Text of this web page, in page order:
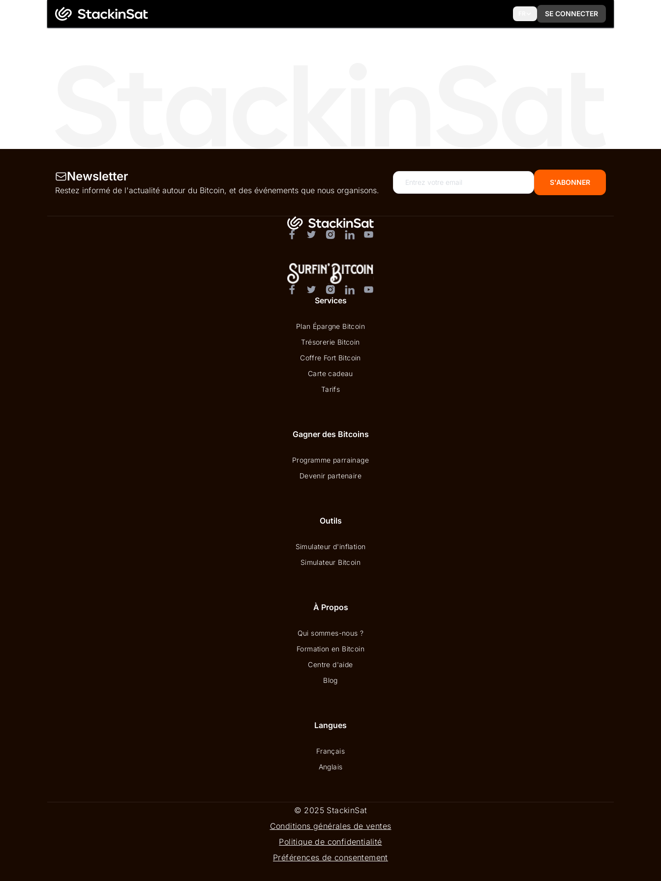
SE CONNECTER
Newsletter
Restez informé de l'actualité autour du Bitcoin, et des événements que nous organisons.
S'ABONNER
Services
Plan Épargne Bitcoin
Trésorerie Bitcoin
Coffre Fort Bitcoin
Carte cadeau
Tarifs
Gagner des Bitcoins
Programme parrainage
Devenir partenaire
Outils
Simulateur d'inflation
Simulateur Bitcoin
À Propos
Qui sommes-nous ?
Formation en Bitcoin
Centre d'aide
Blog
Langues
Français
Anglais
© 2025 StackinSat
Conditions générales de ventes
Politique de confidentialité
Préférences de consentement